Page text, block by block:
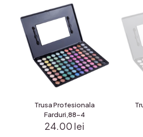
Trusa Profesionala
Farduri,88-4
24.00 lei